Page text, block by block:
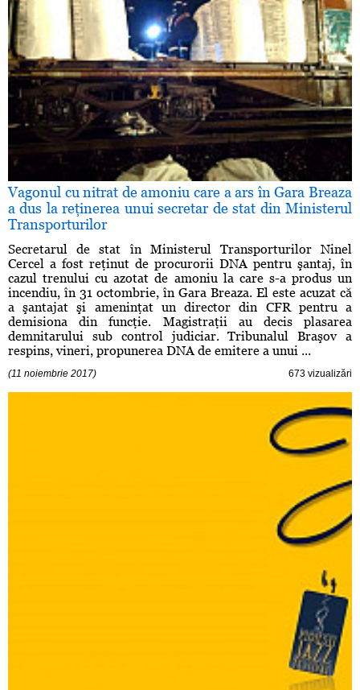
Vagonul cu nitrat de amoniu care a ars în Gara Breaza
a dus la reţinerea unui secretar de stat din Ministerul
Transporturilor
Secretarul de stat în Ministerul Transporturilor Ninel
Cercel a fost reţinut de procurorii DNA pentru şantaj, în
cazul trenului cu azotat de amoniu la care s-a produs un
incendiu, în 31 octombrie, în Gara Breaza. El este acuzat că
a şantajat şi ameninţat un director din CFR pentru a
demisiona din funcţie. Magistraţii au decis plasarea
demnitarului sub control judiciar. Tribunalul Braşov a
respins, vineri, propunerea DNA de emitere a unui ...
(11 noiembrie 2017) 673 vizualizări